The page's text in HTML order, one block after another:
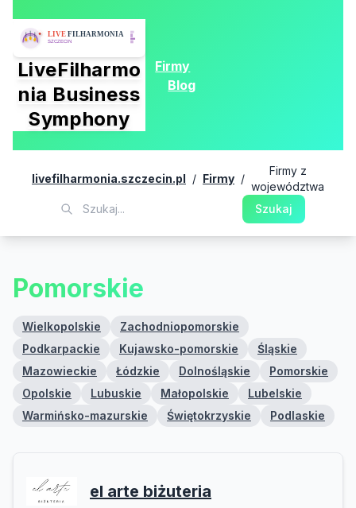
LiveFilharmo
nia Business
Symphony
Firmy
Blog
livefilharmonia.szczecin.pl / Firmy /
Firmy z
województwa
Szukaj
Pomorskie
Wielkopolskie
Zachodniopomorskie
Podkarpackie
Kujawsko-pomorskie
Śląskie
Mazowieckie
Łódzkie Dolnośląskie
Pomorskie
Opolskie
Lubuskie Małopolskie
Lubelskie
Warmińsko-mazurskie
Świętokrzyskie Podlaskie
el arte biżuteria